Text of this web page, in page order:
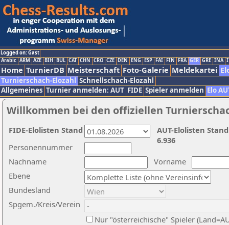
Logged on: Gast
Arabic ARM AZE BIH BUL CAT CHN CRO CZE DEN ENG ESP FAI FIN FRA GER GRE INA
Home TurnierDB Meisterschaft Foto-Galerie Meldekartei
Turnierschach-Elozahl Schnellschach-Elozahl
Allgemeines Turnier anmelden: AUT FIDE Spieler anmelden Elo
Willkommen bei den offiziellen
Nachname
Vorname
Ebene
Personennummer
Bundesland
Spgem./Kreis/Verein
Nur "österreichische" Spieler
AUT-Elolisten
6.936
FIDE-Elolisten Stand